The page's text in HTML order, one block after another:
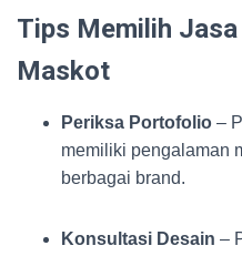
Tips Memilih
Maskot
Periksa Portofolio –
memiliki pengalaman
berbagai brand.
Konsultasi Desain –